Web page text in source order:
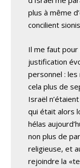
plus à même
concilient
Il me faut
justification
personnel : les
cela plus de
Israël
qui était alors
hélas
non plus de
religieuse, et
rejoindre la